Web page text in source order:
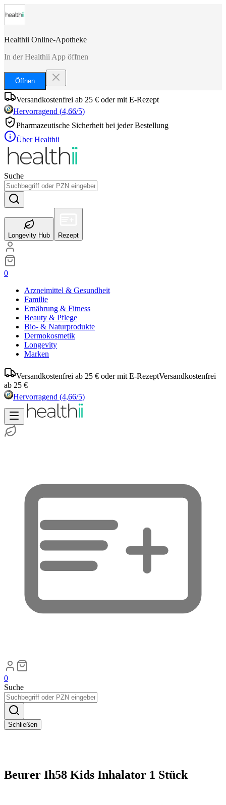
Healthii Online-Apotheke
In der Healthii App öffnen
Öffnen
Versandkostenfrei ab 25 € oder mit E-Rezept
Hervorragend (4,66/5)
Pharmazeutische Sicherheit bei jeder Bestellung
Über Healthii
Suche
Longevity Hub Rezept
0
Arzneimittel & Gesundheit
Familie
Ernährung & Fitness
Beauty & Pflege
Bio- & Naturprodukte
Dermokosmetik
Longevity
Marken
Versandkostenfrei ab 25 € oder mit E-RezeptVersandkostenfrei
ab 25 €
Hervorragend (4,66/5)
0
Suche
Schließen
Beurer Ih58 Kids Inhalator 1 Stück